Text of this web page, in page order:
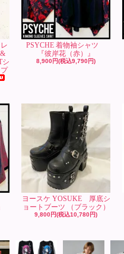
シ
PSYCHE 着物袖シャツ
『彼岸花（赤）』
8,900円(税込9,790円)
ヨースケ YOSUKE 厚底シ
ョートブーツ （ブラック）
9,800円(税込10,780円)